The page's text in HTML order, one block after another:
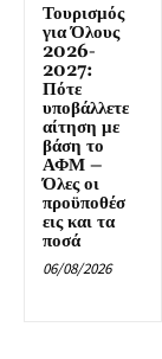
Τουρισμός
για Όλους
2026-
2027:
Πότε
υποβάλλετε
αίτηση με
βάση το
ΑΦΜ –
Όλες οι
προϋποθέσ
εις και τα
ποσά
06/08/2026